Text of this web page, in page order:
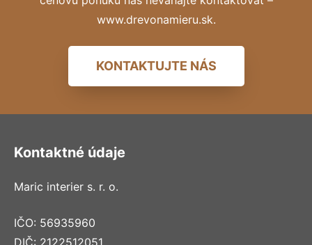
www.drevonamieru.sk.
KONTAKTUJTE NÁS
Kontaktné údaje
Maric interier s. r. o.
IČO: 56935960
DIČ: 2122512051